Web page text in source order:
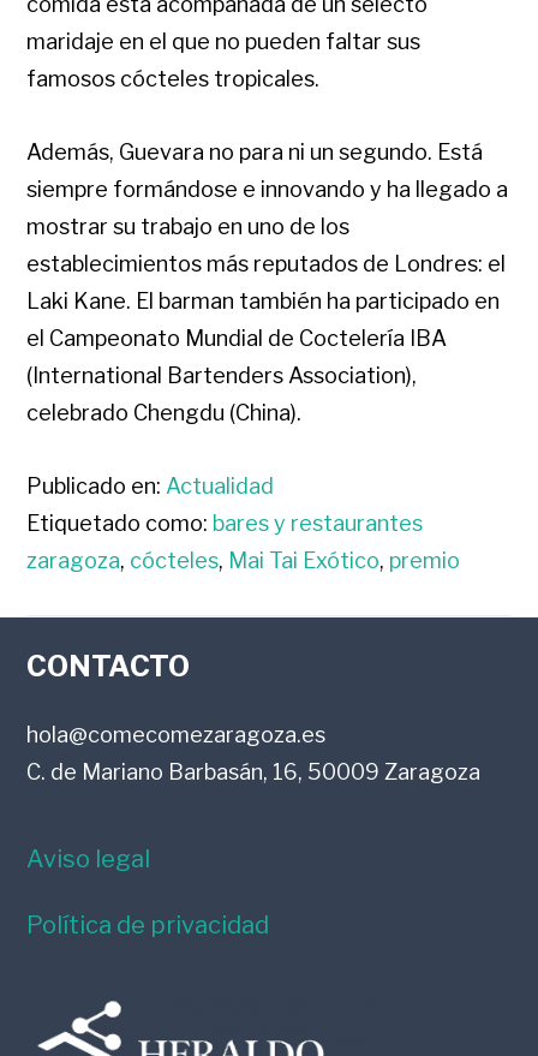
maridaje en el que no pueden faltar sus
famosos cócteles tropicales.
Además, Guevara no para ni un segundo. Está
siempre formándose e innovando y ha llegado a
mostrar su trabajo en uno de los
establecimientos más reputados de Londres: el
Laki Kane. El barman también ha participado en
el Campeonato Mundial de Coctelería IBA
(International Bartenders Association),
celebrado Chengdu (China).
Publicado en: Actualidad
Etiquetado como: bares y restaurantes
zaragoza, cócteles, Mai Tai Exótico, premio
FOOTER
CONTACTO
hola@comecomezaragoza.es
C. de Mariano Barbasán, 16, 50009 Zaragoza
Aviso legal
Política de privacidad